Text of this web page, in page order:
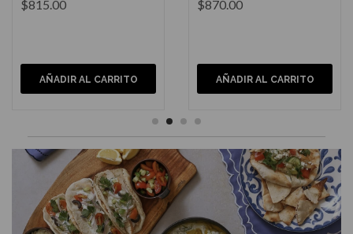
$870.00
AÑADIR AL CARRITO
$1,425.00
AÑADIR AL CARRITO